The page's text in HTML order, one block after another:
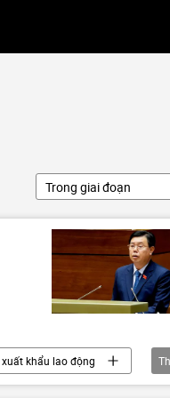
Trong giai đoạn
xuất khẩu lao động